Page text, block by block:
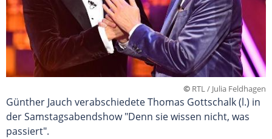
© RTL / Julia Feldhagen
Günther Jauch verabschiedete Thomas Gottschalk (l.) in
der Samstagsabendshow "Denn sie wissen nicht, was
passiert".